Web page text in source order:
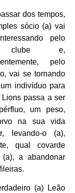
dos tempos,
sócio (a) vai
pelo
clube e,
pelo
vai se tornando
indivíduo para
passa a ser
um peso,
na sua vida
levando-o (a),
qual covarde
(a), a abandonar
(a) Leão